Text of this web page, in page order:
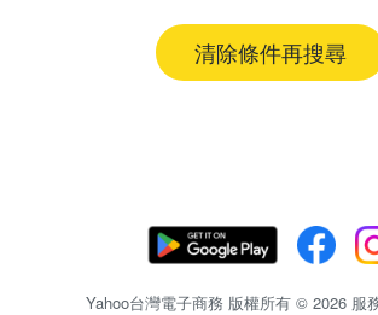
清除條件再搜尋
Yahoo台灣電子商務 版權所有 © 2026 服